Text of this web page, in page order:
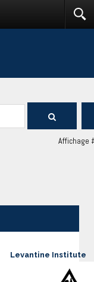
Affichage
Levantine Institute